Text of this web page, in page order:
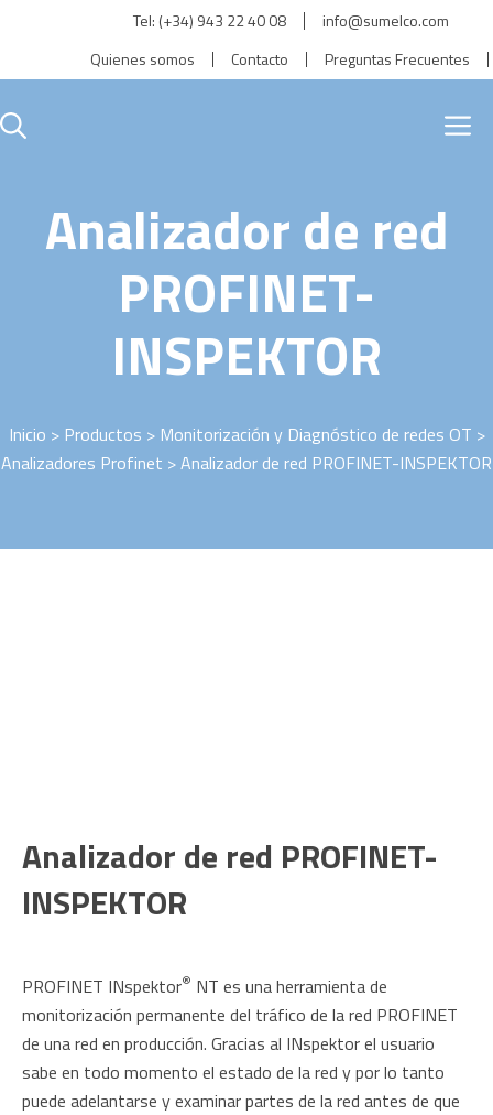
Tel: (+34) 943 22 40 08
info@sumelco.com
Quienes somos
Contacto Preguntas Frecuentes
Analizador de red
PROFINET-
INSPEKTOR
Inicio > Productos > Monitorización y Diagnóstico de redes OT >
Analizadores Profinet > Analizador de red PROFINET-INSPEKTOR
Analizador de red PROFINET-
INSPEKTOR
PROFINET INspektor® NT es una herramienta de
monitorización permanente del tráfico de la red PROFINET
de una red en producción. Gracias al INspektor el usuario
sabe en todo momento el estado de la red y por lo tanto
puede adelantarse y examinar partes de la red antes de que